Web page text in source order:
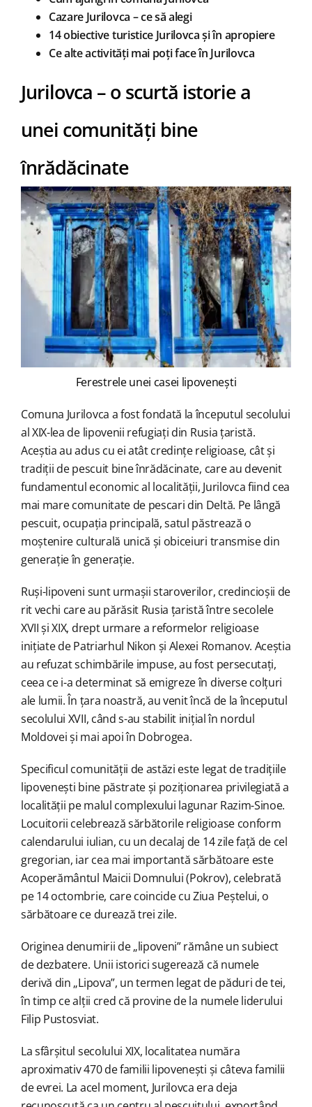
Cazare Jurilovca – ce să alegi
14 obiective turistice Jurilovca și în apropiere
Ce alte activități mai poți face în Jurilovca
Jurilovca – o scurtă istorie a
unei comunități bine
înrădăcinate
Ferestrele unei casei lipovenești
Comuna Jurilovca a fost fondată la începutul secolului
al XIX-lea de lipovenii refugiați din Rusia țaristă.
Aceștia au adus cu ei atât credințe religioase, cât și
tradiții de pescuit bine înrădăcinate, care au devenit
fundamentul economic al localității, Jurilovca fiind cea
mai mare comunitate de pescari din Deltă. Pe lângă
pescuit, ocupația principală, satul păstrează o
moștenire culturală unică și obiceiuri transmise din
generație în generație.
Ruși-lipoveni sunt urmașii staroverilor, credincioșii de
rit vechi care au părăsit Rusia țaristă între secolele
XVII și XIX, drept urmare a reformelor religioase
inițiate de Patriarhul Nikon și Alexei Romanov. Aceștia
au refuzat schimbările impuse, au fost persecutați,
ceea ce i-a determinat să emigreze în diverse colțuri
ale lumii. În țara noastră, au venit încă de la începutul
secolului XVII, când s-au stabilit inițial în nordul
Moldovei și mai apoi în Dobrogea.
Specificul comunității de astăzi este legat de tradițiile
lipovenești bine păstrate și poziționarea privilegiată a
localității pe malul complexului lagunar Razim-Sinoe.
Locuitorii celebrează sărbătorile religioase conform
calendarului iulian, cu un decalaj de 14 zile față de cel
gregorian, iar cea mai importantă sărbătoare este
Acoperământul Maicii Domnului (Pokrov), celebrată
pe 14 octombrie, care coincide cu Ziua Peștelui, o
sărbătoare ce durează trei zile.
Originea denumirii de „lipoveni” rămâne un subiect
de dezbatere. Unii istorici sugerează că numele
derivă din „Lipova”, un termen legat de păduri de tei,
în timp ce alții cred că provine de la numele liderului
Filip Pustosviat.
La sfârșitul secolului XIX, localitatea număra
aproximativ 470 de familii lipovenești și câteva familii
de evrei. La acel moment, Jurilovca era deja